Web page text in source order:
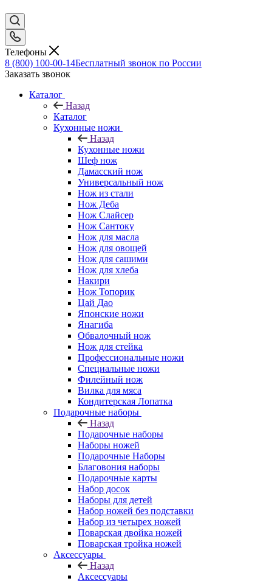
Телефоны
8 (800) 100-00-14Бесплатный звонок по России
Заказать звонок
Каталог
Назад
Каталог
Кухонные ножи
Назад
Кухонные ножи
Шеф нож
Дамасский нож
Универсальный нож
Нож из стали
Нож Деба
Нож Слайсер
Нож Сантоку
Нож для масла
Нож для овощей
Нож для сашими
Нож для хлеба
Накири
Нож Топорик
Цай Дао
Японские ножи
Янагиба
Обвалочный нож
Нож для стейка
Профессиональные ножи
Специальные ножи
Филейный нож
Вилка для мяса
Кондитерская Лопатка
Подарочные наборы
Назад
Подарочные наборы
Наборы ножей
Подарочные Наборы
Благовония наборы
Подарочные карты
Набор досок
Наборы для детей
Набор ножей без подставки
Набор из четырех ножей
Поварская двойка ножей
Поварская тройка ножей
Аксессуары
Назад
Аксессуары